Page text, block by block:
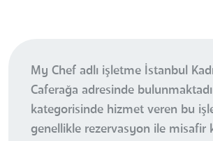
My Chef adlı işletme İstanbul
Caferağa adresinde
kategorisinde hizmet veren bu
genellikle rezervasyon ile misafir